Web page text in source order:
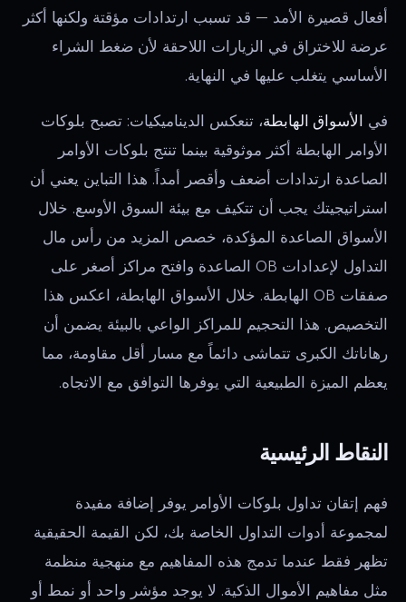
أفعال قصيرة الأمد — قد تسبب ارتدادات مؤقتة ولكنها أكثر
عرضة للاختراق في الزيارات اللاحقة لأن ضغط الشراء
الأساسي يتغلب عليها في النهاية.
في الأسواق الهابطة، تنعكس الديناميكيات: تصبح بلوكات
الأوامر الهابطة أكثر موثوقية بينما تنتج بلوكات الأوامر
الصاعدة ارتدادات أضعف وأقصر أمداً. هذا التباين يعني أن
استراتيجيتك يجب أن تتكيف مع بيئة السوق الأوسع. خلال
الأسواق الصاعدة المؤكدة، خصص المزيد من رأس مال
التداول لإعدادات OB الصاعدة وافتح مراكز أصغر على
صفقات OB الهابطة. خلال الأسواق الهابطة، اعكس هذا
التخصيص. هذا التحجيم للمراكز الواعي بالبيئة يضمن أن
رهاناتك الكبرى تتماشى دائماً مع مسار أقل مقاومة، مما
يعظم الميزة الطبيعية التي يوفرها التوافق مع الاتجاه.
النقاط الرئيسية
فهم إتقان تداول بلوكات الأوامر يوفر إضافة مفيدة
لمجموعة أدوات التداول الخاصة بك، لكن القيمة الحقيقية
تظهر فقط عندما تدمج هذه المفاهيم مع منهجية منظمة
مثل مفاهيم الأموال الذكية. لا يوجد مؤشر واحد أو نمط أو